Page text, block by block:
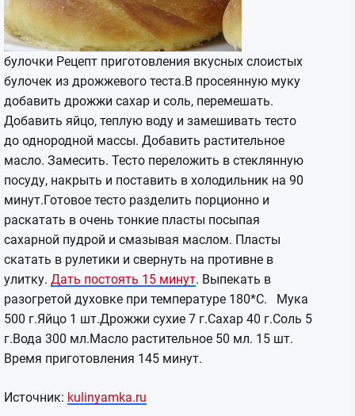
булочки Рецепт приготовления вкусных слоистых
булочек из дрожжевого теста.В просеянную муку
добавить дрожжи сахар и соль, перемешать.
Добавить яйцо, теплую воду и замешивать тесто
до однородной массы. Добавить растительное
масло. Замесить. Тесто переложить в стеклянную
посуду, накрыть и поставить в холодильник на 90
минут.Готовое тесто разделить порционно и
раскатать в очень тонкие пласты посыпая
сахарной пудрой и смазывая маслом. Пласты
скатать в рулетики и свернуть на противне в
улитку. Дать постоять 15 минут. Выпекать в
разогретой духовке при температуре 180*С. Мука
500 г.Яйцо 1 шт.Дрожжи сухие 7 г.Сахар 40 г.Соль 5
г.Вода 300 мл.Масло растительное 50 мл. 15 шт.
Время приготовления 145 минут.
Источник: kulinyamka.ru